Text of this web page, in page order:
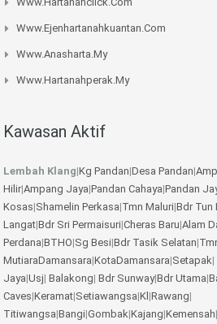
Www.ejenhartanahkuantan.com
Www.anasharta.my
Www.hartanahperak.my
Kawasan Aktif
Lembah Klang|Kg Pandan|Desa Pandan|
Hilir|Ampang Jaya|Pandan Cahaya|Pandan
Kosas|Shamelin Perkasa|Tmn Maluri|Bdr Tun
Langat|Bdr Sri Permaisuri|Cheras Baru|Alam
Perdana|BTHO|Sg Besi|Bdr Tasik Selatan|
MutiaraDamansara|KotaDamansara|Setapak|
Jaya|Usj| Balakong| Bdr Sunway|Bdr Utama|
Caves|Keramat|Setiawangsa|Kl|Rawang|
Titiwangsa|Bangi|Gombak|Kajang|Kemensah|